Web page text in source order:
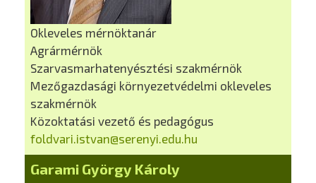
Okleveles mérnöktanár
Agrármérnök
Szarvasmarhatenyésztési szakmérnök
Mezőgazdasági környezetvédelmi okleveles
szakmérnök
Közoktatási vezető és pedagógus
foldvari.istvan@serenyi.edu.hu
Garami György Károly